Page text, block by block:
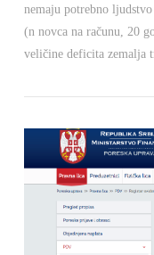
nemaju potrebno
(n novca na računu, 20
veličine deficita zemalja